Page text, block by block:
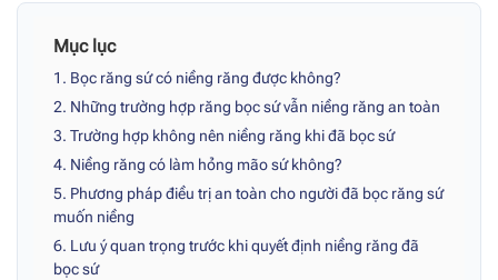
Mục lục
1. Bọc răng sứ có niềng răng được không?
2. Những trường hợp răng bọc sứ vẫn niềng răng an toàn
3. Trường hợp không nên niềng răng khi đã bọc sứ
4. Niềng răng có làm hỏng mão sứ không?
5. Phương pháp điều trị an toàn cho người đã bọc răng sứ
muốn niềng
6. Lưu ý quan trọng trước khi quyết định niềng răng đã
bọc sứ